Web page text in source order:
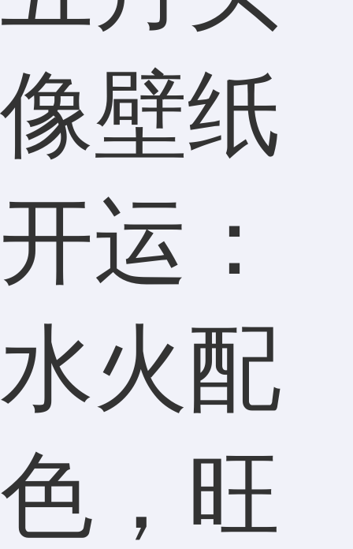
像壁纸
开运：
水火配
色，旺